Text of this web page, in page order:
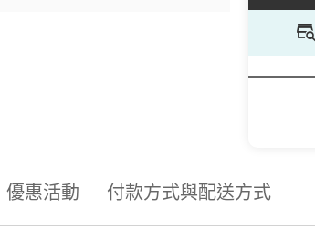
優惠活動 付款方式與配送方式